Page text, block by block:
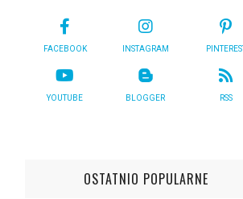
FACEBOOK INSTAGRAM PINTEREST
YOUTUBE BLOGGER RSS
OSTATNIO POPULARNE